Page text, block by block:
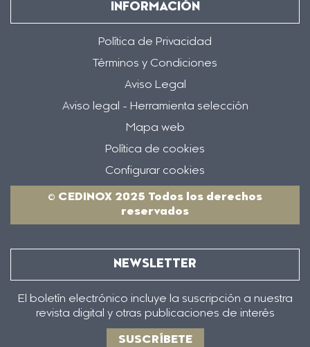
INFORMACIÓN
Política de Privacidad
Términos y Condiciones
Aviso Legal
Aviso legal - Herramienta selección
Mapa web
Política de cookies
Configurar cookies
© CEDINOX 2025 Todos los derechos
reservados
NEWSLETTER
El boletín electrónico incluye la suscripción a nuestra
revista digital y otras publicaciones de interés
SUSCRÍBETE